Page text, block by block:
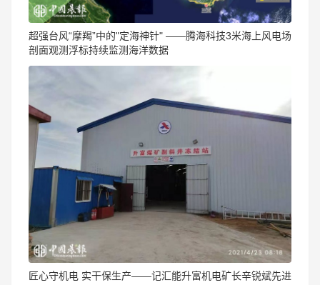
​超强台风“摩羯”中的"定海神针" ——腾海科技3米海上风电场
剖面观测浮标持续监测海洋数据
匠心守机电 实干保生产——记汇能升富机电矿长辛锐斌先进